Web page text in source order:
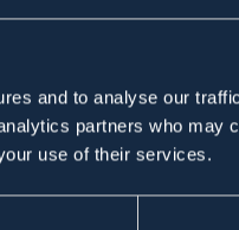
and to analyse our
partners who may
use of their services.
Om